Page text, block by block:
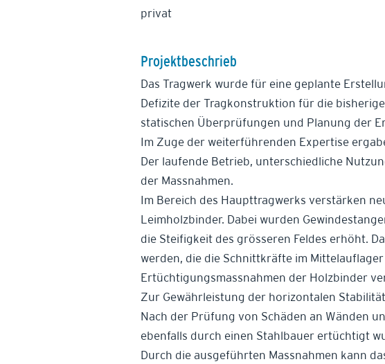
privat
Projektbeschrieb
Das Tragwerk wurde für eine geplante
Defizite der Tragkonstruktion für die
statischen Überprüfungen und Planung der
Im Zuge der weiterführenden Expertise
Der laufende Betrieb, unterschiedliche
der Massnahmen.
Im Bereich des Haupttragwerks verstärken
Leimholzbinder. Dabei wurden
die Steifigkeit des grösseren Feldes erhöht.
werden, die die Schnittkräfte im
Ertüchtigungsmassnahmen der Holzbinder
Zur Gewährleistung der horizontalen
Nach der Prüfung von Schäden an Wänden
ebenfalls durch einen Stahlbauer ertüchtigt
Durch die ausgeführten Massnahmen kann